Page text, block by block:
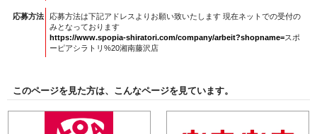
応募方法
応募方法は下記アドレスよりお願い致いたします 現在ネットでの受付の
みとなっております
https://www.spopia-shiratori.com/company/arbeit?shopname=スポ
ーピアシラトリ%20湘南藤沢店
このページを見た方は、こんなページを見ています。